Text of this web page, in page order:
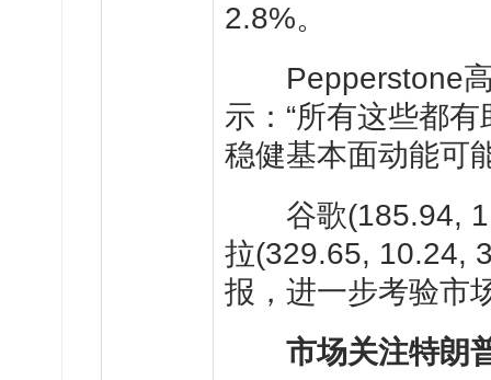
2.8%。
Pepperstone高
示：“所有这些都
稳健基本面动能可
谷歌(185.94,
拉(329.65, 10.24,
报，进一步考验市
市场关注特朗